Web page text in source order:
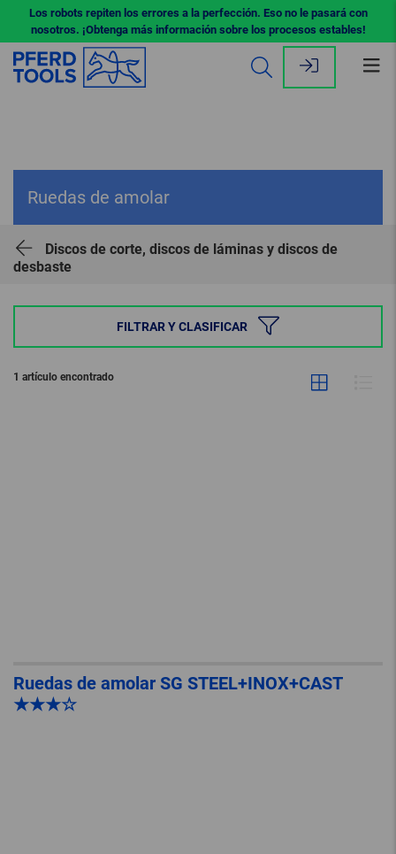
Los robots repiten los errores a la perfección. Eso no le pasará con
nosotros. ¡Obtenga más información sobre los procesos estables!
Ruedas de amolar
Discos de corte, discos de láminas y discos de
desbaste
FILTRAR Y CLASIFICAR
1 artículo encontrado
Ruedas de amolar SG STEEL+INOX+CAST
★★★☆